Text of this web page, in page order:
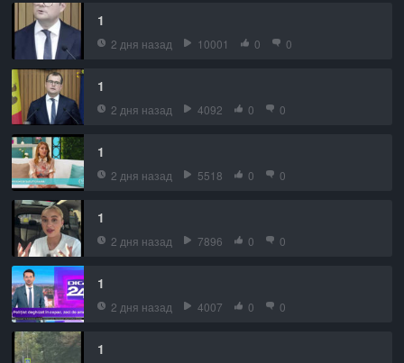
1
2 дня назад 10001 0 0
1
2 дня назад 4092 0 0
1
2 дня назад 5518 0 0
1
2 дня назад 7896 0 0
1
2 дня назад 4007 0 0
1